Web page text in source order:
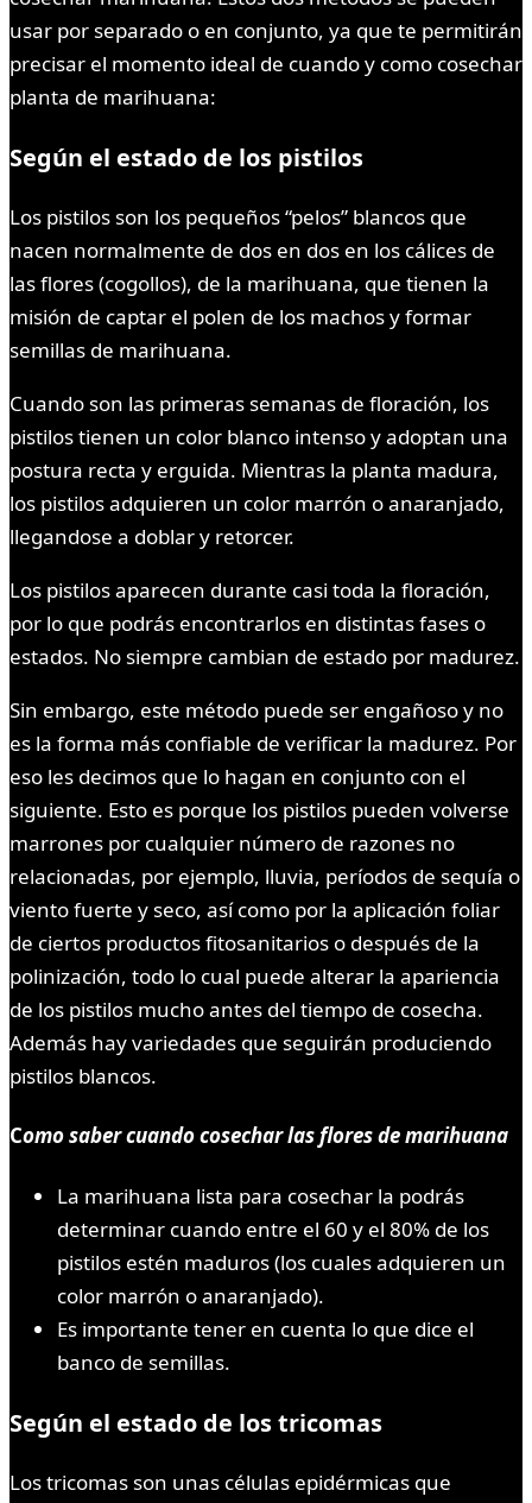
usar por separado o en conjunto, ya que te permitirán
precisar el momento ideal de cuando y como cosechar
planta de marihuana:
Según el estado de los pistilos
Los pistilos son los pequeños “pelos” blancos que
nacen normalmente de dos en dos en los cálices de
las flores (cogollos), de la marihuana, que tienen la
misión de captar el polen de los machos y formar
semillas de marihuana.
Cuando son las primeras semanas de floración, los
pistilos tienen un color blanco intenso y adoptan una
postura recta y erguida. Mientras la planta madura,
los pistilos adquieren un color marrón o anaranjado,
llegandose a doblar y retorcer.
Los pistilos aparecen durante casi toda la floración,
por lo que podrás encontrarlos en distintas fases o
estados. No siempre cambian de estado por madurez.
Sin embargo, este método puede ser engañoso y no
es la forma más confiable de verificar la madurez. Por
eso les decimos que lo hagan en conjunto con el
siguiente. Esto es porque los pistilos pueden volverse
marrones por cualquier número de razones no
relacionadas, por ejemplo, lluvia, períodos de sequía o
viento fuerte y seco, así como por la aplicación foliar
de ciertos productos fitosanitarios o después de la
polinización, todo lo cual puede alterar la apariencia
de los pistilos mucho antes del tiempo de cosecha.
Además hay variedades que seguirán produciendo
pistilos blancos.
Como saber cuando cosechar las flores de marihuana
La marihuana lista para cosechar la podrás
determinar cuando entre el 60 y el 80% de los
pistilos estén maduros (los cuales adquieren un
color marrón o anaranjado).
Es importante tener en cuenta lo que dice el
banco de semillas.
Según el estado de los tricomas
Los tricomas son unas células epidérmicas que